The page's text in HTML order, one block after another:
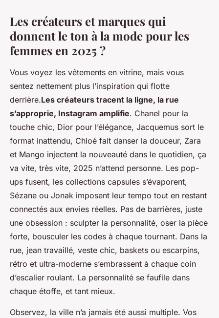
Les créateurs et marques qui
donnent le ton à la mode pour les
femmes en 2025 ?
Vous voyez les vêtements en vitrine, mais vous
sentez nettement plus l’inspiration qui flotte
derrière.Les créateurs tracent la ligne, la rue
s’approprie, Instagram amplifie. Chanel pour la
touche chic, Dior pour l’élégance, Jacquemus sort le
format inattendu, Chloé fait danser la douceur, Zara
et Mango injectent la nouveauté dans le quotidien, ça
va vite, très vite, 2025 n’attend personne. Les pop-
ups fusent, les collections capsules s’évaporent,
Sézane ou Jonak imposent leur tempo tout en restant
connectés aux envies réelles. Pas de barrières, juste
une obsession : sculpter la personnalité, oser la pièce
forte, bousculer les codes à chaque tournant. Dans la
rue, jean travaillé, veste chic, baskets ou escarpins,
rétro et ultra-moderne s’embrassent à chaque coin
d’escalier roulant. La personnalité se faufile dans
chaque étoffe, et tant mieux.
Observez, la ville n’a jamais été aussi multiple. Vos